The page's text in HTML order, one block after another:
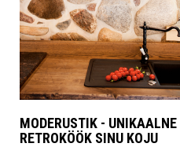
MODERUSTIK - UNIKAALNE
RETROKÖÖK SINU KOJU